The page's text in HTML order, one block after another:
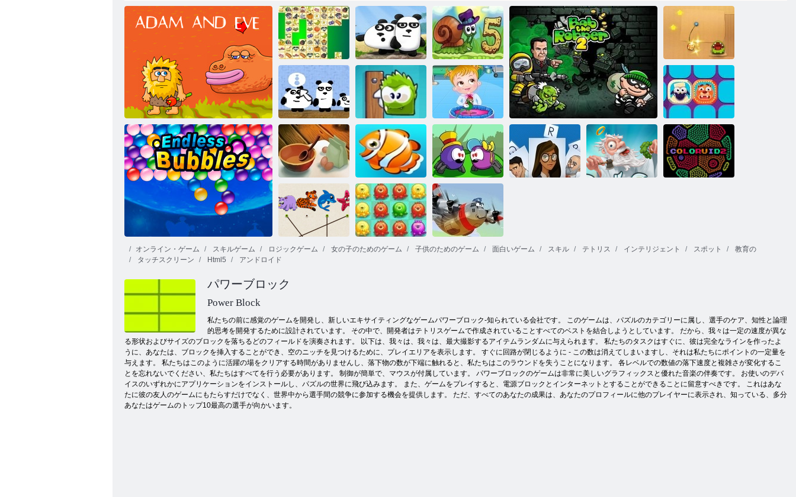
アダム と イブ
クリス麻雀 3パンダ
カタツムリボ
ブ5ラブストー
リー
ロープを切れ
日本では3パン
ダ
チョコレート
のマイボック
ス
ムゲン ば ぶる
ベビーヘーゼ
ル：獣医
密閉箱
スターキッチ
魚との休日 愛のウェブ
オンライン・ゲーム スキルゲーム ロジックゲーム 女の子のためのゲーム 子供のためのゲーム 面白いゲーム スキル テトリス インテリジェント スポット
教育の
タッチスクリーン
Html5 アンドロイド
パワーブロック
Power Block
私たちの前に感覚のゲームを開発し、新しいエキサイティングなゲームパワーブロック-知られている会社です。 このゲームは、パズルのカテゴリーに属し、選手のケア、知性と論理
的思考を開発するために設計されています。 その中で、開発者はテトリスゲームで作成されていることすべてのベストを結合しようとしています。 だから、我々は一定の速度が異な
る形状およびサイズ​​のブロックを落ちるどのフィールドを演奏されます。 以下は、我々は、我々は、最大撮影するアイテムランダムに与えられます。 私たちのタスクはすぐに、彼は完全なラインを作ったよ
うに、あなたは、ブロックを挿入することができ、空のニッチを見つけるために、プレイエリアを表示します。 すぐに回路が閉じるように - この数は消えてしまいますし、それは私たちにポイントの一定量を
与えます。 私たちはこのように活躍の場をクリアする時間がありませんし、落下物の数が下端に触れると、私たちはこのラウンドを失うことになります。 各レベルでの数値の落下速度と複雑さが変化するこ
とを忘れないでください、私たちはすべてを行う必要があります。 制御が簡単で、マウスが付属しています。 パワーブロックのゲームは非常に美しいグラフィックスと優れた音楽の伴奏です。 お使いのデバ
イスのいずれかにアプリケーションをインストールし、パズルの世界に飛び込みます。 また、ゲームをプレイすると、電源ブロックとインターネットとすることができることに留意すべきです。 これはあな
たに彼の友人のゲームにもたらすだけでなく、世界中から選手間の競争に参加する機会を提供します。 ただ、すべてのあなたの成果は、あなたのプロフィールに他のプレイヤーに表示され、知っている、多分
あなたはゲームのトップ10最高の選手が向かいます。